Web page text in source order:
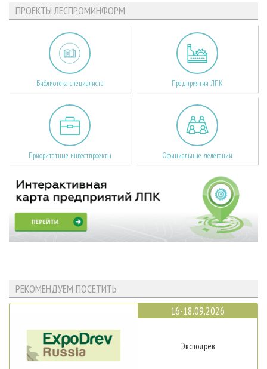
ПРОЕКТЫ ЛЕСПРОМИНФОРМ
Библиотека специалиста Предприятия ЛПК
Приоритетные инвестпроекты Официальные делегации
РЕКОМЕНДУЕМ ПОСЕТИТЬ
16-18.09.2026
Эксподрев